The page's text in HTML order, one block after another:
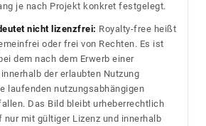
je nach Projekt konkret festgelegt.
nicht lizenzfrei: Royalty-free heißt
oder frei von Rechten. Es ist
dem nach dem Erwerb einer
der erlaubten Nutzung
laufenden nutzungsabhängigen
Das Bild bleibt urheberrechtlich
nur mit gültiger Lizenz und innerhalb